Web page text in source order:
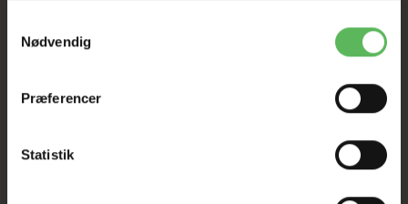
Nødvendig
Præferencer
Statistik